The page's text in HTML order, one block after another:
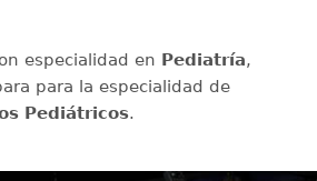
especialidad en Pediatría,
para la especialidad de
Pediátricos.